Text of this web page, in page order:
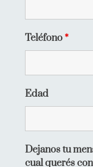
Teléfono *
Edad
Dejanos tu
cual querés